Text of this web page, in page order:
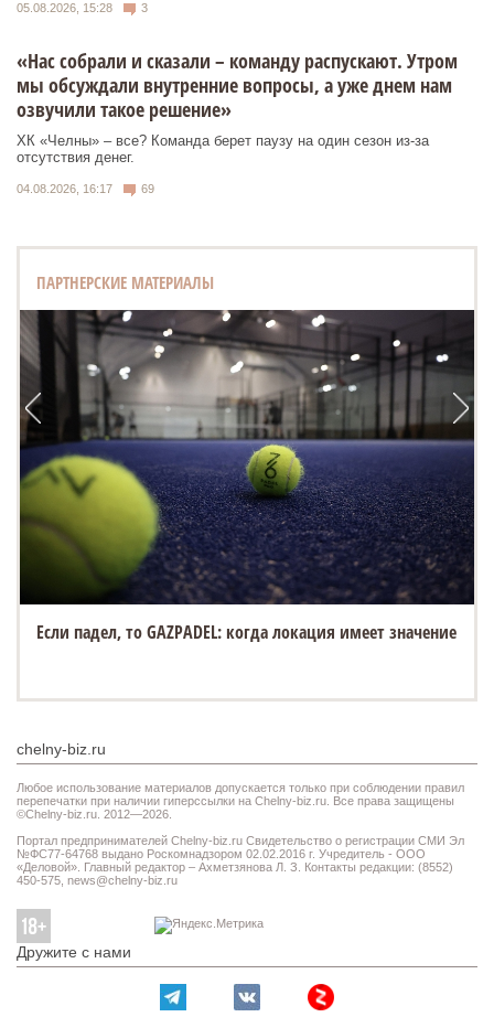
05.08.2026, 15:28 3
«Нас собрали и сказали – команду распускают. Утром
мы обсуждали внутренние вопросы, а уже днем нам
озвучили такое решение»
ХК «Челны» – все? Команда берет паузу на один сезон из-за
отсутствия денег.
04.08.2026, 16:17 69
ПАРТНЕРСКИЕ МАТЕРИАЛЫ
Если падел, то GAZPADEL: когда локация имеет значение
chelny-biz.ru
Любое использование материалов допускается только при соблюдении правил
перепечатки при наличии гиперссылки на Chelny-biz.ru. Все права защищены
©Chelny-biz.ru. 2012—2026.
Портал предпринимателей Chelny-biz.ru Свидетельство о регистрации СМИ Эл
№ФС77-64768 выдано Роскомнадзором 02.02.2016 г. Учредитель - ООО
«Деловой». Главный редактор – Ахметзянова Л. З. Контакты редакции: (8552)
450-575, news@chelny-biz.ru
Дружите с нами